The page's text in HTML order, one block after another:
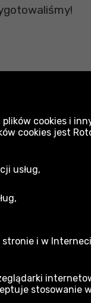
do elektronarzędzi
cookies i
cookies jest
usług,
i w
stosowanie